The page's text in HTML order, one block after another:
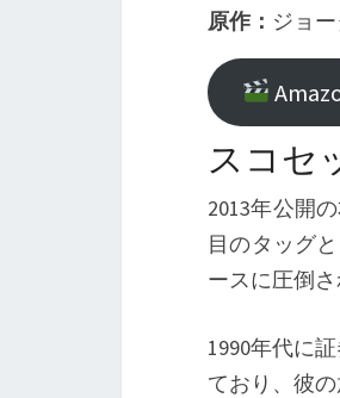
原作： ジョ
スコセ
2013年公開
目のタッグ
ースに圧倒
1990年代に
ており、彼